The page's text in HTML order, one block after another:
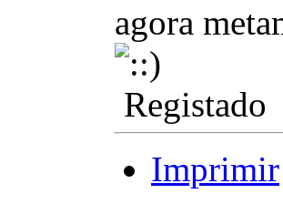
agora
Registado
Imprimir